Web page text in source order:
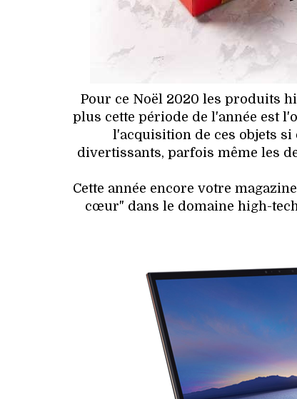
Pour ce Noël 2020 les produits
plus cette période de l'année est
l'acquisition de ces objets
divertissants, parfois même les
Cette année encore votre
cœur" dans le domaine high-